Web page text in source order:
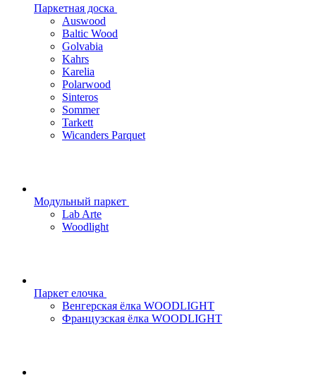
Паркетная доска
Auswood
Baltic Wood
Golvabia
Kahrs
Karelia
Polarwood
Sinteros
Sommer
Tarkett
Wicanders Parquet
Модульный паркет
Lab Arte
Woodlight
Паркет елочка
Венгерская ёлка WOODLIGHT
Французская ёлка WOODLIGHT